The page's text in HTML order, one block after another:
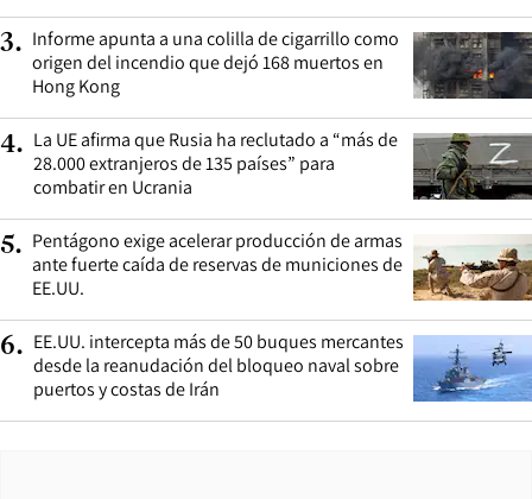
3. Informe apunta a una colilla de cigarrillo como
origen del incendio que dejó 168 muertos en
Hong Kong
4. La UE afirma que Rusia ha reclutado a “más de
28.000 extranjeros de 135 países” para
combatir en Ucrania
5. Pentágono exige acelerar producción de armas
ante fuerte caída de reservas de municiones de
EE.UU.
6. EE.UU. intercepta más de 50 buques mercantes
desde la reanudación del bloqueo naval sobre
puertos y costas de Irán